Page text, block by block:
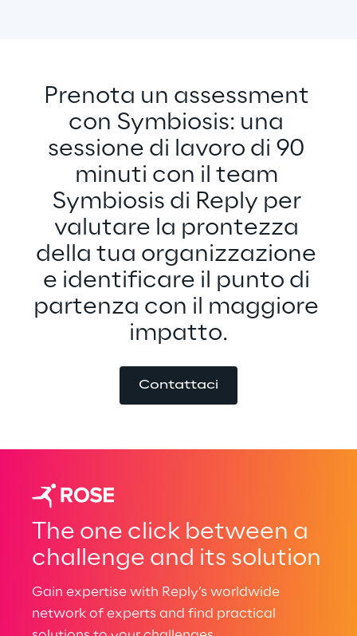
Prenota un assessment
con Symbiosis: una
sessione di lavoro di 90
minuti con il team
Symbiosis di Reply per
valutare la prontezza
della tua organizzazione
e identificare il punto di
partenza con il maggiore
impatto.
Contattaci
The one click between a
challenge and its solution
Gain expertise with Reply’s worldwide
network of experts and find practical